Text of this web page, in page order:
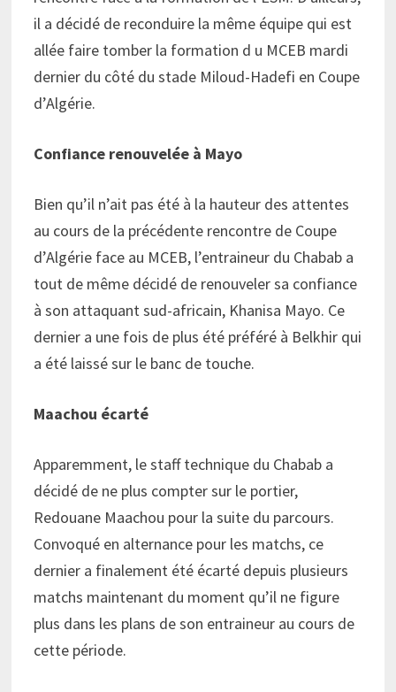
il a décidé de reconduire la même équipe qui est
allée faire tomber la formation d u MCEB mardi
dernier du côté du stade Miloud-Hadefi en Coupe
d’Algérie.
Confiance renouvelée à Mayo
Bien qu’il n’ait pas été à la hauteur des attentes
au cours de la précédente rencontre de Coupe
d’Algérie face au MCEB, l’entraineur du Chabab a
tout de même décidé de renouveler sa confiance
à son attaquant sud-africain, Khanisa Mayo. Ce
dernier a une fois de plus été préféré à Belkhir qui
a été laissé sur le banc de touche.
Maachou écarté
Apparemment, le staff technique du Chabab a
décidé de ne plus compter sur le portier,
Redouane Maachou pour la suite du parcours.
Convoqué en alternance pour les matchs, ce
dernier a finalement été écarté depuis plusieurs
matchs maintenant du moment qu’il ne figure
plus dans les plans de son entraineur au cours de
cette période.